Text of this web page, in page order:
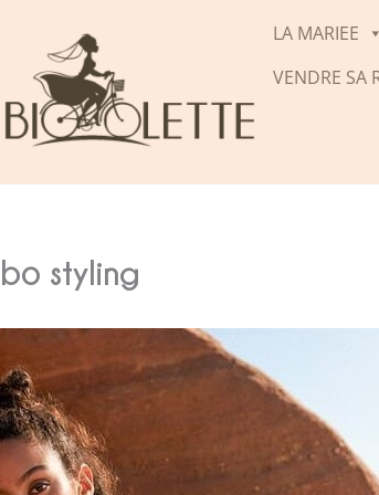
LA MARIEE
VENDRE SA
styling